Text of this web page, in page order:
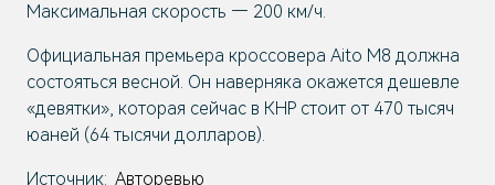
Максимальная скорость — 200 км/ч.
Официальная премьера кроссовера Aito M8 должна
состояться весной. Он наверняка окажется дешевле
«девятки», которая сейчас в КНР стоит от 470 тысяч
юаней (64 тысячи долларов).
Источник: Авторевью